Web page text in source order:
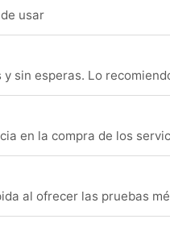
usar
y sin esperas. Lo
en la compra de los
al ofrecer las pruebas